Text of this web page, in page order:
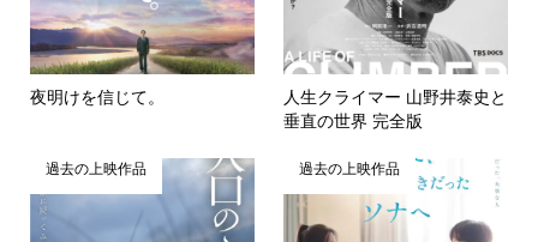
夜明けを信じて。
人生クライマー 山野井泰史と
垂直の世界 完全版
過去の上映作品 過去の上映作品